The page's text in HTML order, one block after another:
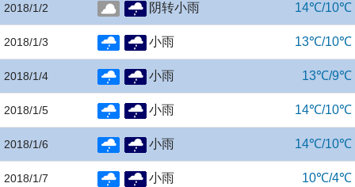
2018/1/2 阴转小雨 14℃/10℃
2018/1/3 小雨 13℃/10℃
2018/1/4 小雨 13℃/9℃
2018/1/5 小雨 14℃/10℃
2018/1/6 小雨 14℃/10℃
2018/1/7 小雨 10℃/4℃